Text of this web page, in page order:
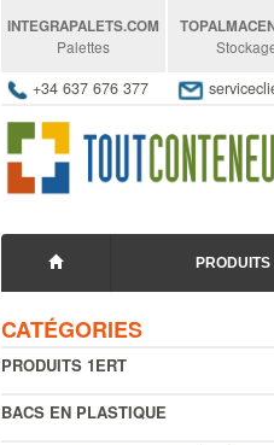
INTEGRAPALETS.COM
Palettes
+34 637 676 377
PRODUITS
CATÉGORIES
PRODUITS 1ERT
BACS EN PLASTIQUE